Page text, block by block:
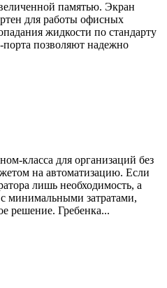
памятью. Экран
для работы офисных
жидкости по стандарту
позволяют надежно
класса для организаций без
на автоматизацию. Если
лишь необходимость, а
минимальными затратами,
решение. Гребенка...